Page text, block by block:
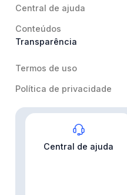
Central de ajuda
Conteúdos
Transparência
Termos de uso
Política de privacidade
Central de ajuda